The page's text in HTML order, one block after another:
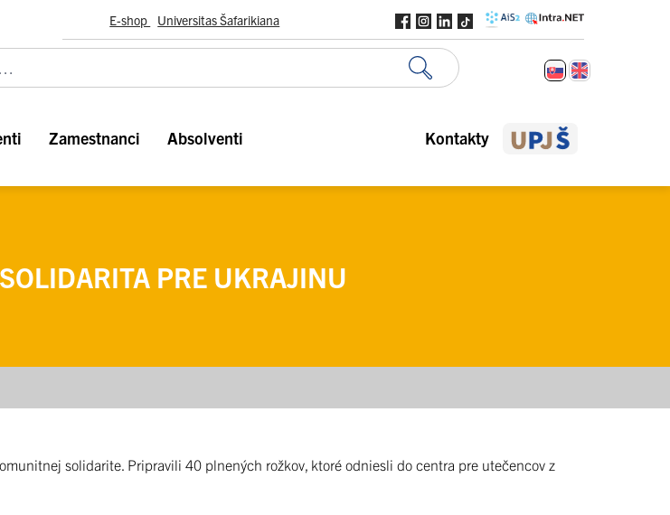
E-shop Universitas Šafarikiana
Zamestnanci Absolventi Kontakty
PRE UKRAJINU
solidarite. Pripravili 40 plnených rožkov, ktoré odniesli do centra pre utečencov z